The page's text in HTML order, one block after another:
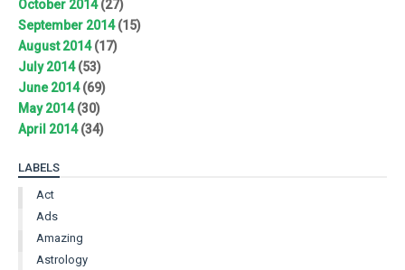
October 2014(27)
September 2014(15)
August 2014(17)
July 2014(53)
June 2014(69)
May 2014(30)
April 2014(34)
LABELS
Act
Ads
Amazing
Astrology